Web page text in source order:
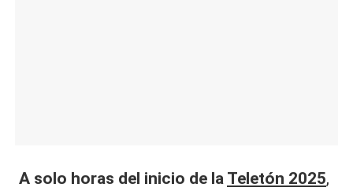
A solo horas del inicio de la Teletón 2025,